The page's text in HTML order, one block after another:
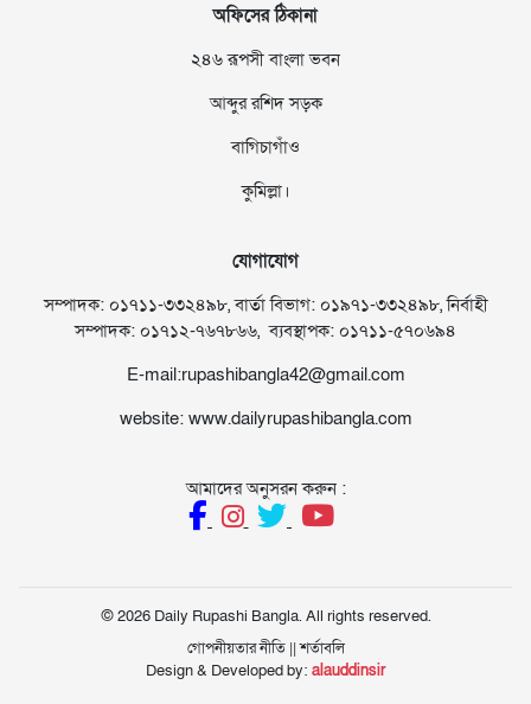
অফিসের ঠিকানা
২৪৬ রূপসী বাংলা ভবন
আব্দুর রশিদ সড়ক
বাগিচাগাঁও
কুমিল্লা।
যোগাযোগ
সম্পাদক: ০১৭১১-৩৩২৪৯৮, বার্তা বিভাগ: ০১৯৭১-৩৩২৪৯৮, নির্বাহী
সম্পাদক: ০১৭১২-৭৬৭৮৬৬, ব্যবস্থাপক: ০১৭১১-৫৭০৬৯৪
E-mail:rupashibangla42@gmail.com
website: www.dailyrupashibangla.com
আমাদের অনুসরন করুন :
© 2026 Daily Rupashi Bangla. All rights reserved.
গোপনীয়তার নীতি||শর্তাবলি
Design & Developed by: alauddinsir